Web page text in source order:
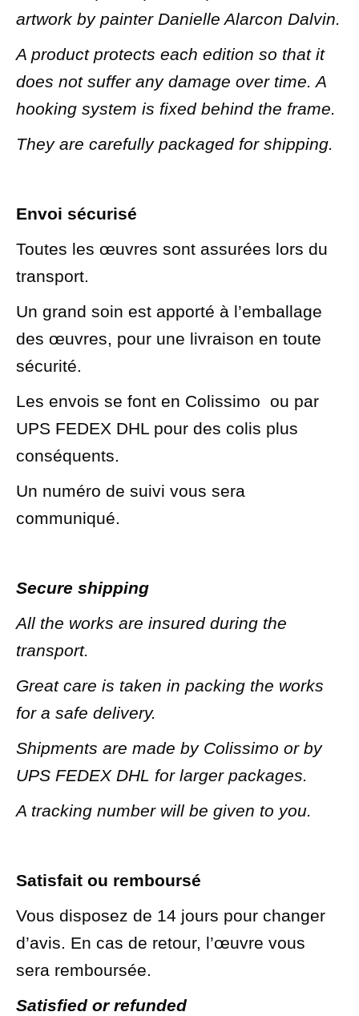
artwork by painter Danielle Alarcon Dalvin.
A product protects each edition so that it
does not suffer any damage over time. A
hooking system is fixed behind the frame.
They are carefully packaged for shipping.
Envoi sécurisé
Toutes les œuvres sont assurées lors du
transport.
Un grand soin est apporté à l’emballage
des œuvres, pour une livraison en toute
sécurité.
Les envois se font en Colissimo ou par
UPS FEDEX DHL pour des colis plus
conséquents.
Un numéro de suivi vous sera
communiqué.
Secure shipping
All the works are insured during the
transport.
Great care is taken in packing the works
for a safe delivery.
Shipments are made by Colissimo or by
UPS FEDEX DHL for larger packages.
A tracking number will be given to you.
Satisfait ou remboursé
Vous disposez de 14 jours pour changer
d’avis. En cas de retour, l’œuvre vous
sera remboursée.
Satisfied or refunded